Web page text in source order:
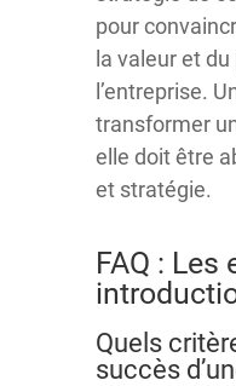
pour
la valeur et
l’entreprise.
transformer
elle doit être
et stratégie.
FAQ : Les
Quels
succès